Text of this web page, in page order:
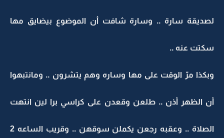
لصديقة سارة .. وسارة شافت أن الموضوع بيضايق مها
سكتت عنه ..
وبكذا مرّ الوقت على مها وساره وهم يتشرون .. ومانتبهوا
أن الظهر أذن .. طلعن وقعدن على كراسي برا لين انتهت
الصلاة .. وعقبه رجعن يكملن سوقهن .. وقريب الساعه 2